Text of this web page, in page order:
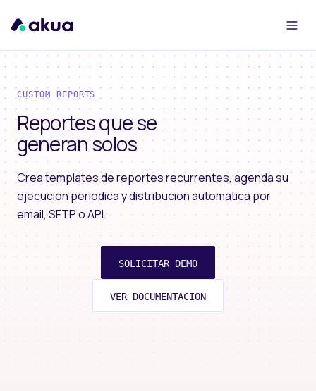
CUSTOM REPORTS
Reportes que se
generan solos
Crea templates de reportes recurrentes, agenda su
ejecucion periodica y distribucion automatica por
email, SFTP o API.
SOLICITAR DEMO
VER DOCUMENTACION